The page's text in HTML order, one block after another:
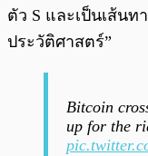
ตัว S และเป็นเส้นท
ประวัติศาสตร์”
Bitcoin
up for the